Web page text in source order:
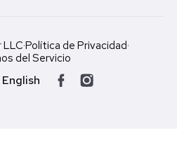
LLC·Política de Privacidad·
del Servicio